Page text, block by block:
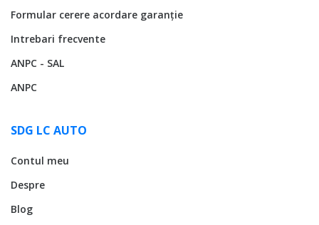
Formular cerere acordare garanție
Intrebari frecvente
ANPC - SAL
ANPC
SDG LC AUTO
Contul meu
Despre
Blog